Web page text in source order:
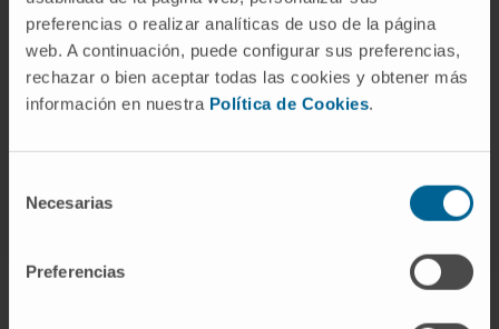
preferencias o realizar analíticas de uso de la página
web. A continuación, puede configurar sus preferencias,
rechazar o bien aceptar todas las cookies y obtener más
información en nuestra Política de Cookies.
Necesarias
Preferencias
Ilustre Colegio Oficial de Médicos de Madrid.
Sociedad Española de Endocrinología y
Nutrición (SEEN).